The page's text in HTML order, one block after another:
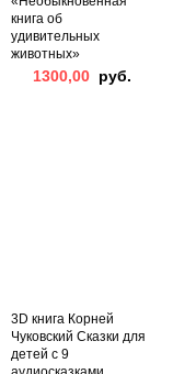
книга об
удивительных
животных»
1300,00 руб.
3D книга Корней
Чуковский Сказки для
детей с 9